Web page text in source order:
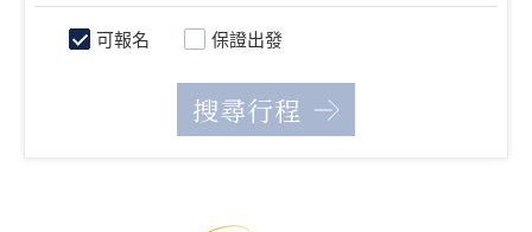
可報名 保證出發